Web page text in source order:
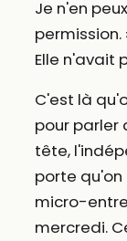
Je n'en
Elle n'avait
C'est là
pour parler
tête,
porte
micro-
mercredi.